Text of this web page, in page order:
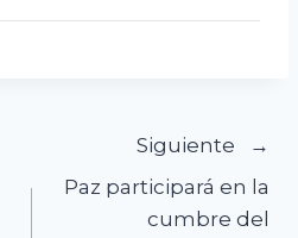
Siguiente
Paz participará en la
cumbre del